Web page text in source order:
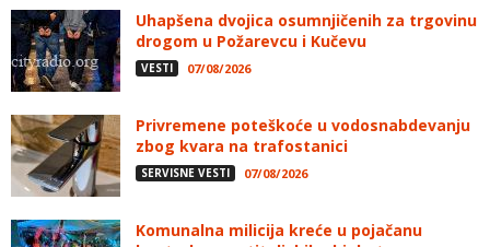
Uhapšena dvojica osumnjičenih za trgovinu
drogom u Požarevcu i Kučevu
VESTI 07/08/2026
Privremene poteškoće u vodosnabdevanju
zbog kvara na trafostanici
SERVISNE VESTI 07/08/2026
Komunalna milicija kreće u pojačanu